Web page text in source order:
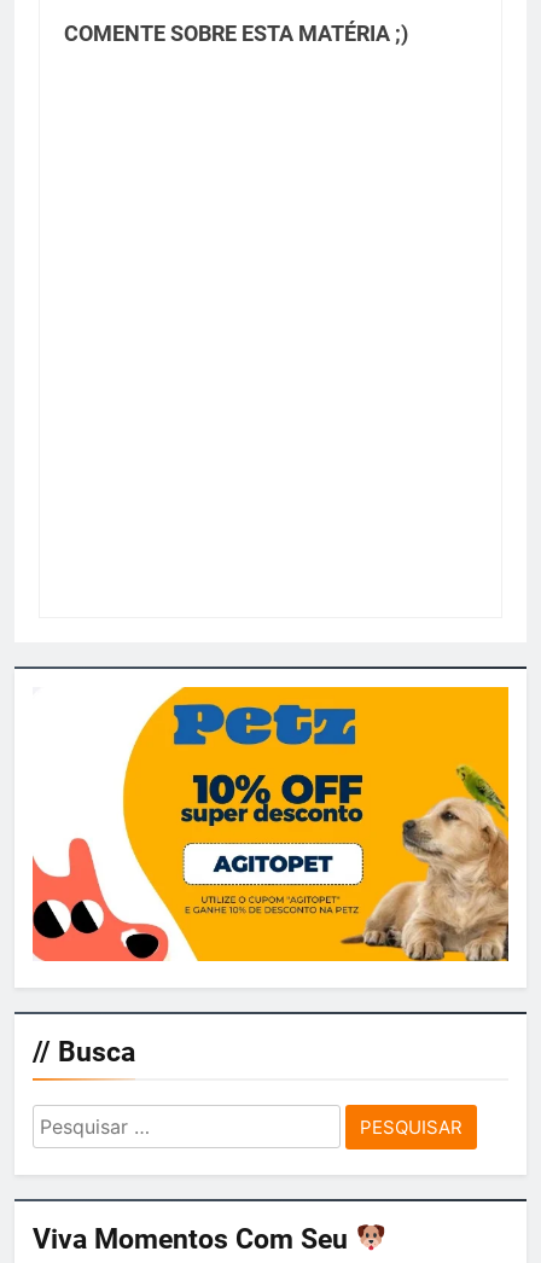
COMENTE SOBRE ESTA MATÉRIA ;)
// Busca
Pesquisar
por:
Viva Momentos Com Seu